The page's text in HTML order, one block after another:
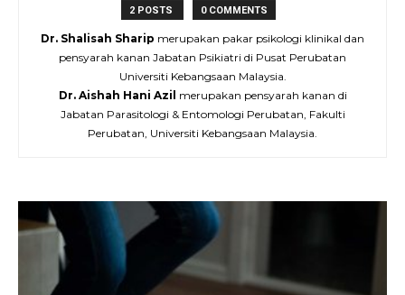
2 POSTS 0 COMMENTS
Dr. Shalisah Sharip merupakan pakar psikologi klinikal dan
pensyarah kanan Jabatan Psikiatri di Pusat Perubatan
Universiti Kebangsaan Malaysia.
Dr. Aishah Hani Azil merupakan pensyarah kanan di
Jabatan Parasitologi & Entomologi Perubatan, Fakulti
Perubatan, Universiti Kebangsaan Malaysia.